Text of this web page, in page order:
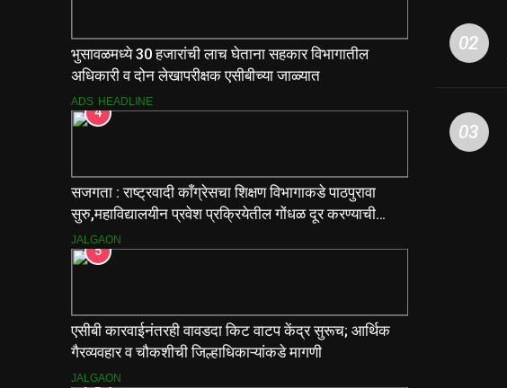
भुसावळमध्ये 30 हजारांची लाच घेताना सहकार विभागातील
अधिकारी व दोन लेखापरीक्षक एसीबीच्या जाळ्यात
ADS HEADLINE
4
सजगता : राष्ट्रवादी काँग्रेसचा शिक्षण विभागाकडे पाठपुरावा
सुरु,महाविद्यालयीन प्रवेश प्रक्रियेतील गोंधळ दूर करण्याची
मागणी
JALGAON
5
एसीबी कारवाईनंतरही वावडदा किट वाटप केंद्र सुरूच; आर्थिक
गैरव्यवहार व चौकशीची जिल्हाधिकाऱ्यांकडे मागणी
JALGAON
02
03